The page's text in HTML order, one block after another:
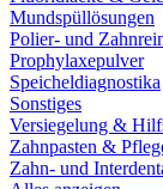
Mundspüllösungen
Polier- und
Prophylaxepulver
Speicheldiagnostika
Sonstiges
Versiegelung &
Zahnpasten &
Zahn- und